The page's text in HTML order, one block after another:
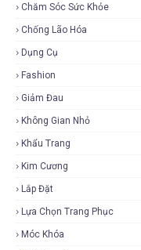
Chăm Sóc Sức Khỏe
Chống Lão Hóa
Dụng Cụ
Fashion
Giảm Đau
Không Gian Nhỏ
Khẩu Trang
Kim Cương
Lắp Đặt
Lựa Chọn Trang Phục
Móc Khóa